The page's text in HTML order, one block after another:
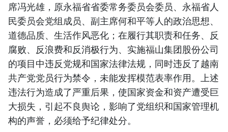
席冯光雄，原永福省省委常务委员会委员、永福省人
民委员会党组成员、副主席何和平等人的政治思想、
道德品质、生活作风恶化；在履行其职责和任务、反
腐败、反浪费和反消极行为、实施福山集团股份公司
的项目中违反党规和国家法律法规，同时违反了越南
共产党党员行为禁令，未能发挥模范表率作用。上述
违法行为造成了严重后果，使国家资金和资产遭受巨
大损失，引起不良舆论，影响了党组织和国家管理机
构的声誉，必须给予纪律处分。